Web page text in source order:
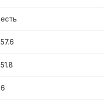
есть
57.6
51.8
6